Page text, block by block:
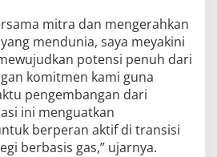
mitra dan mengerahkan
mendunia, saya meyakini
potensi penuh dari
komitmen kami guna
pengembangan dari
ini menguatkan
berperan aktif di transisi
berbasis gas,” ujarnya.